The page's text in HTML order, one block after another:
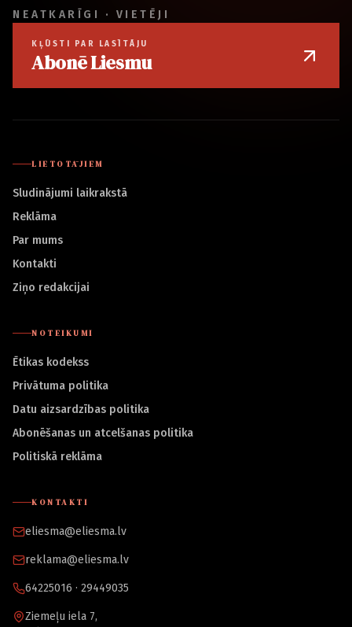
NEATKARĪGI · VIETĒJI
KĻŪSTI PAR LASĪTĀJU
Abonē Liesmu
LIETOTĀJIEM
Sludinājumi laikrakstā
Reklāma
Par mums
Kontakti
Ziņo redakcijai
NOTEIKUMI
Ētikas kodekss
Privātuma politika
Datu aizsardzības politika
Abonēšanas un atcelšanas politika
Politiskā reklāma
KONTAKTI
eliesma@eliesma.lv
reklama@eliesma.lv
64225016 · 29449035
Ziemeļu iela 7,